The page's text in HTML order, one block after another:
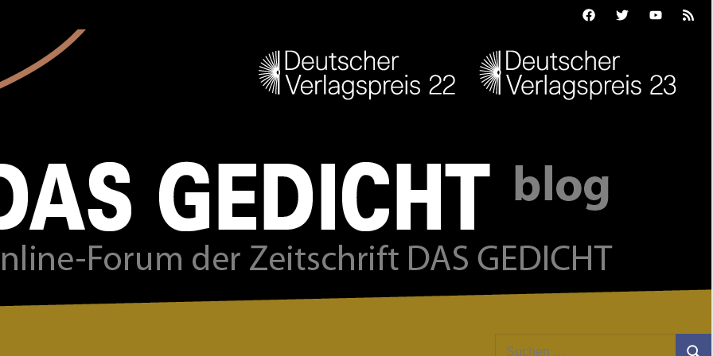
FacebookTwitterYoutubeFeed
Suchen